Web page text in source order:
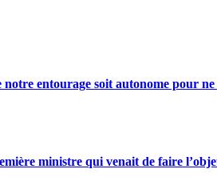
entourage soit autonome pour
ministre qui venait de faire